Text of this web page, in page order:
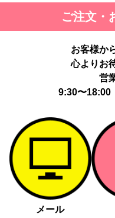
ご注文・
お客様か
心よりお
営
9:30〜18:00
メール